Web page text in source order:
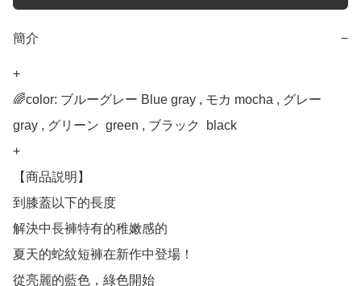
簡介 −
+
🌈color: ブルーグレー Blue gray , モカ mocha , グレー
gray , グリーン  green , ブラック  black
+
【商品説明】
到膝蓋以下的長度
解決中長褲特有的稚嫩感的
夏天的蛇紋短褲在新作中登場！
從亮麗的藍色，綠色開始